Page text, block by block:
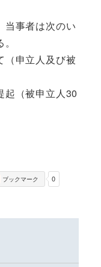
当事者は次のい
（申立人及び被
起（被申立人30
0
ブックマーク